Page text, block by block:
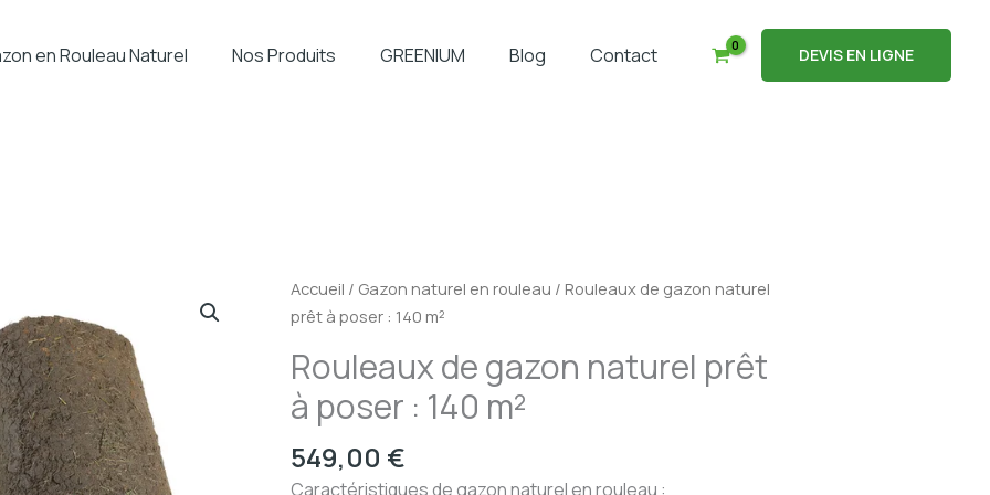
en Rouleau Naturel Nos Produits GREENIUM Blog Contact DEVIS EN LIGNE
Accueil / Gazon naturel en rouleau / Rouleaux de gazon naturel
prêt à poser : 140 m²
Rouleaux de gazon naturel prêt
à poser : 140 m²
549,00 €
Caractéristiques de gazon naturel en rouleau :